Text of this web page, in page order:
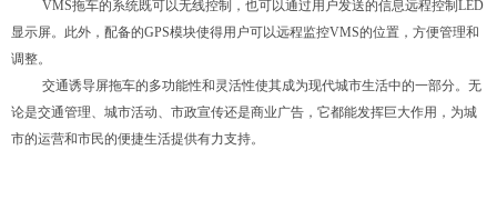
VMS拖车的系统既可以无线控制，也可以通过用户发送的信息远程控制 LED
显示屏。此外，配备的GPS模块使得用户可以远程监控VMS的位置，方便管理和
调整。
交通诱导屏拖车的多功能性和灵活性使其成为现代城市生活中的一部分。无
论是交通管理、城市活动、市政宣传还是商业广告，它都能发挥巨大作用，为城
市的运营和市民的便捷生活提供有力支持。